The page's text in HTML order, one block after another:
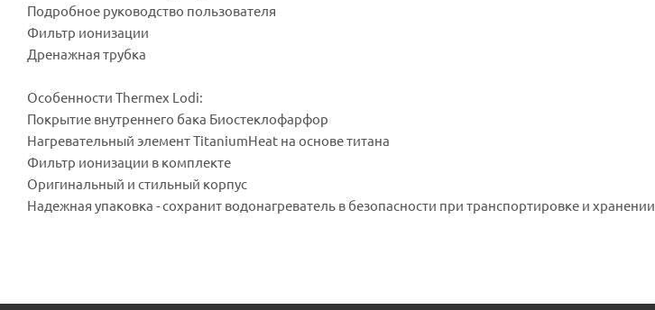
Подробное руководство пользователя
Фильтр ионизации
Дренажная трубка
Особенности Thermex Lodi:
Покрытие внутреннего бака Биостеклофарфор
Нагревательный элемент TitaniumHeat на основе титана
Фильтр ионизации в комплекте
Оригинальный и стильный корпус
Надежная упаковка - сохранит водонагреватель в безопасности при транспортировке и хранении